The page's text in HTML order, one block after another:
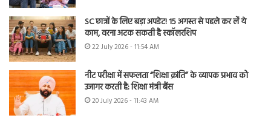
SC छात्रों के लिए बड़ा अपडेट! 15 अगस्त से पहले कर लें ये
काम, वरना अटक सकती है स्कॉलरशिप
22 July 2026 - 11:54 AM
नीट परीक्षा में सफलता “शिक्षा क्रांति” के व्यापक प्रभाव को
उजागर करती है: शिक्षा मंत्री बैंस
20 July 2026 - 11:43 AM